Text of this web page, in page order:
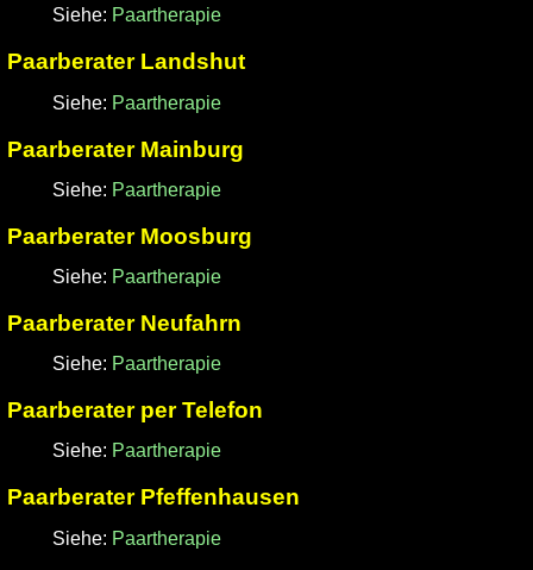
Siehe: Paartherapie
Paarberater Landshut
Siehe: Paartherapie
Paarberater Mainburg
Siehe: Paartherapie
Paarberater Moosburg
Siehe: Paartherapie
Paarberater Neufahrn
Siehe: Paartherapie
Paarberater per Telefon
Siehe: Paartherapie
Paarberater Pfeffenhausen
Siehe: Paartherapie